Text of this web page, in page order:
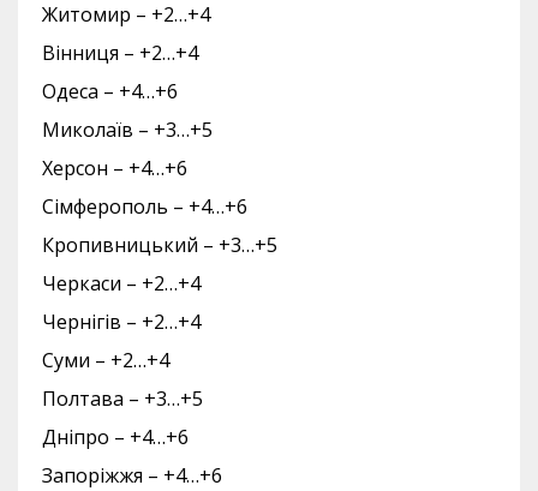
Житомир – +2…+4
Вінниця – +2…+4
Одеса – +4…+6
Миколаїв – +3…+5
Херсон – +4…+6
Сімферополь – +4…+6
Кропивницький – +3…+5
Черкаси – +2…+4
Чернігів – +2…+4
Суми – +2…+4
Полтава – +3…+5
Дніпро – +4…+6
Запоріжжя – +4…+6